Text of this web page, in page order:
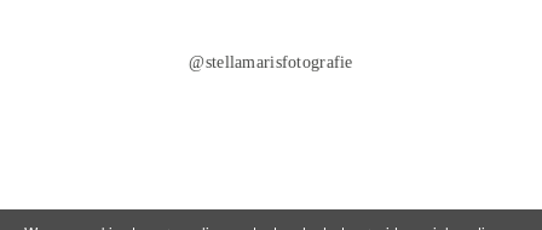
@stellamarisfotografie